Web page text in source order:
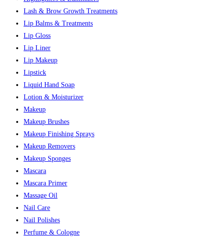
Lash & Brow Growth Treatments
Lip Balms & Treatments
Lip Gloss
Lip Liner
Lip Makeup
Lipstick
Liquid Hand Soap
Lotion & Moisturizer
Makeup
Makeup Brushes
Makeup Finishing Sprays
Makeup Removers
Makeup Sponges
Mascara
Mascara Primer
Massage Oil
Nail Care
Nail Polishes
Perfume & Cologne